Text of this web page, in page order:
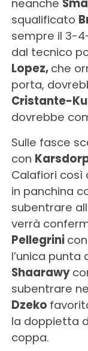
neanche
squalificato
sempre il 3-
dal tecnico
Lopez, che
porta,
Cristante-
dovrebbe
Sulle fasce
con
Calafiori così
in panchina
subentrare
verrà
Pellegrini
l’unica
Shaarawy
subentrare
Dzeko
la doppietta
coppa.